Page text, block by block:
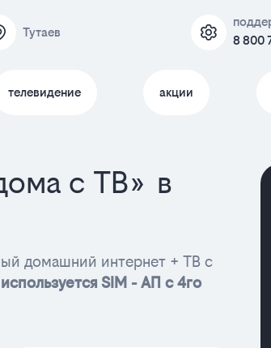
Тутаев
8 800
телевидение акции
с ТВ» в
домашний интернет + ТВ с
SIM - АП с 4го